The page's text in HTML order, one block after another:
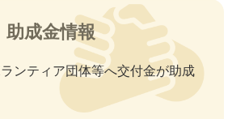
助成金情報
ンティア団体等へ交付金が助成